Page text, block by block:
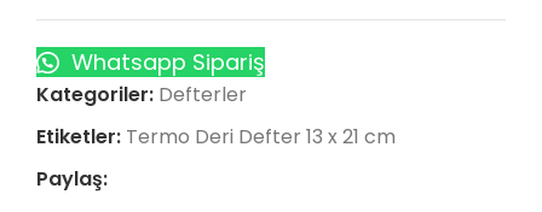
Whatsapp Sipariş
Kategoriler: Defterler
Etiketler: Termo Deri Defter 13 x 21 cm
Paylaş: